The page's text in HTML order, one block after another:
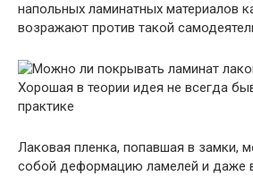
напольных ламинатных материалов
возражают против такой
Хорошая в теории идея не всегда
практике
Лаковая пленка, попавшая в замки,
собой деформацию ламелей и даже